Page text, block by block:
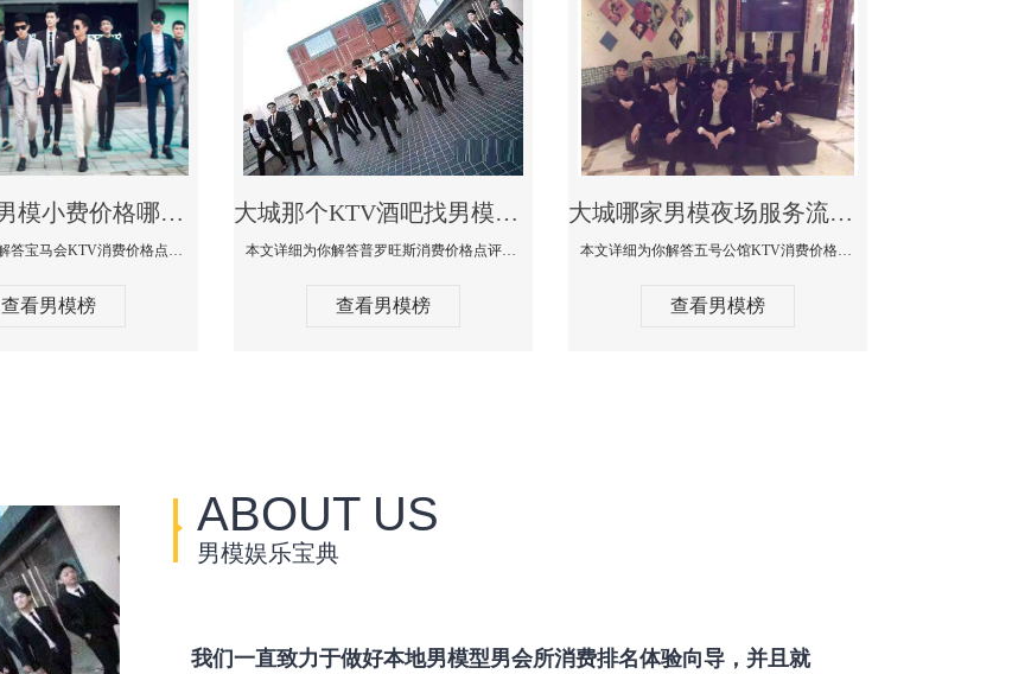
大城KTV男模小费价格哪家便宜-宝马会KTV消费口碑点评
本文详细为你解答宝马会KTV消费价格点评，更多关于KTV男模小费价格哪家便宜免费咨询150 99997335微信同步！
查看男模榜
大城那个KTV酒吧找男模帅哥男妓多-普罗旺斯KTV真实口碑点评
本文详细为你解答普罗旺斯消费价格点评，更多关于那个KTV酒吧找男模帅哥最多免费咨询150 99997335微信同步！
查看男模榜
大城哪家男模夜场服务流程全面-五号公馆KTV消费价格点评
本文详细为你解答五号公馆KTV消费价格，更多关于哪家男模夜场服务流程全面免费咨询150 99997335微信同步！
查看男模榜
ABOUT US
男模娱乐宝典
我们一直致力于做好本地男模型男会所消费排名体验向导，并且就